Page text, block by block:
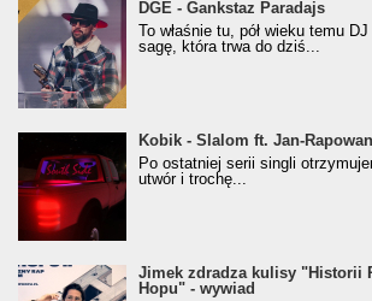
donGURALesko z nagrodą za
Klasyczny/Trueschoolowy Album
(Popkillery 2023)
DGE - Gankstaz Paradajs
To właśnie tu, pół wieku temu
sagę, która trwa do dziś...
Kobik - Slalom ft. Jan-Rapowanie
[Official Music Visualiser]
Kobik - Slalom ft. Jan-
Po ostatniej serii singli
utwór i trochę...
Jimek zdradza kulisy "Historii
Hopu" - wywiad
Jimek zdradza kulisy "Historii
Hopu" - wywiad